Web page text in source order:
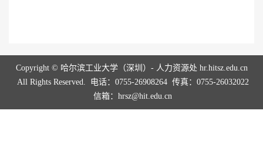
Copyright © 哈尔滨工业大学（深圳）- 人力资源处 hr.hitsz.edu.cn
All Rights Reserved. 电话：0755-26908264 传真：0755-26032022
信箱：hrsz@hit.edu.cn